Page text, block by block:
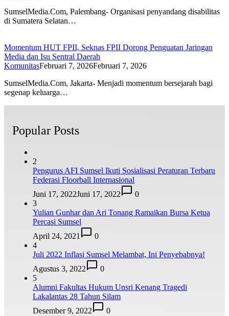
SumselMedia.Com, Palembang- Organisasi penyandang disabilitas
di Sumatera Selatan…
Momentum HUT FPII, Seknas FPII Dorong Penguatan Jaringan
Media dan Isu Sentral Daerah
KomunitasFebruari 7, 2026Februari 7, 2026
SumselMedia.Com, Jakarta- Menjadi momentum bersejarah bagi
segenap keluarga…
Popular Posts
2
Pengurus AFI Sumsel Ikuti Sosialisasi Peraturan Terbaru
Federasi Floorball Internasional
Juni 17, 2022Juni 17, 2022
0
3
Yulian Gunhar dan Ari Tonang Ramaikan Bursa Ketua
Percasi Sumsel
April 24, 2021
0
4
Juli 2022 Inflasi Sumsel Melambat, Ini Penyebabnya!
Agustus 3, 2022
0
5
Alumni Fakultas Hukum Unsri Kenang Tragedi
Lakalantas 28 Tahun Silam
Desember 9, 2022
0